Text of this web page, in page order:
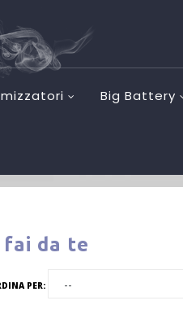
Big Battery
fai da te
PER: